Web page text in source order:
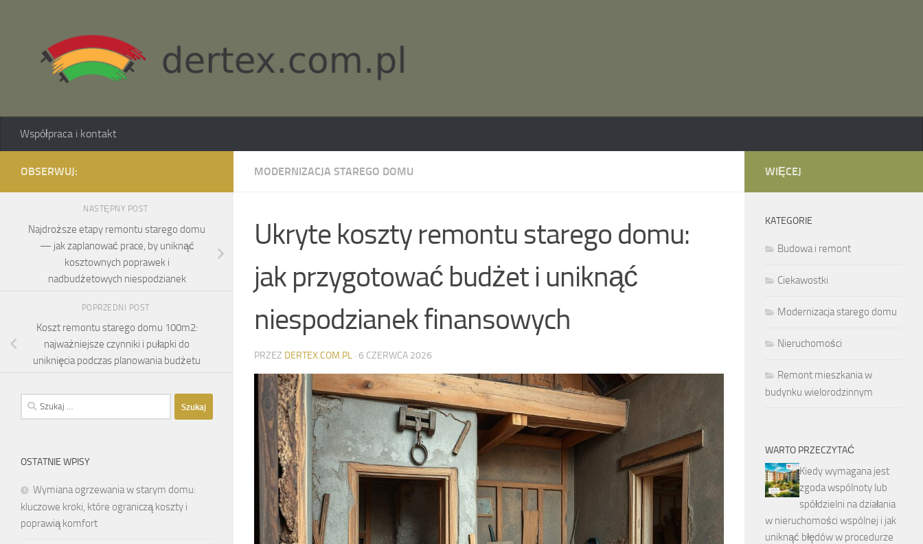
Współpraca i kontakt
MODERNIZACJA STAREGO DOMU
Ukryte koszty remontu starego domu:
jak przygotować budżet i uniknąć
niespodzianek finansowych
PRZEZ DERTEX.COM.PL · 6 CZERWCA 2026
OBSERWUJ:
NASTĘPNY POST
Najdroższe etapy remontu starego domu
— jak zaplanować prace, by uniknąć
kosztownych poprawek i
nadbudżetowych niespodzianek
POPRZEDNI POST
Koszt remontu starego domu 100m2:
najważniejsze czynniki i pułapki do
uniknięcia podczas planowania budżetu
Szukaj:
OSTATNIE WPISY
Wymiana ogrzewania w starym domu:
kluczowe kroki, które ograniczą koszty i
poprawią komfort
WIĘCEJ
KATEGORIE
Budowa i remont
Ciekawostki
Modernizacja starego domu
Nieruchomości
Remont mieszkania w
budynku wielorodzinnym
WARTO PRZECZYTAĆ
Kiedy wymagana jest
zgoda wspólnoty lub
spółdzielni na działania
w nieruchomości wspólnej i jak
uniknąć błędów w procedurze